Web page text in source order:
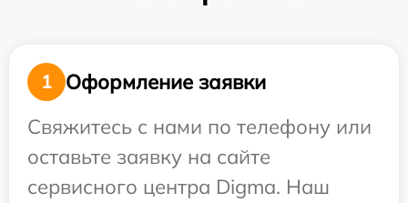
1
Оформление заявки
Свяжитесь с нами по телефону или
оставьте заявку на сайте
сервисного центра Digma. Наш